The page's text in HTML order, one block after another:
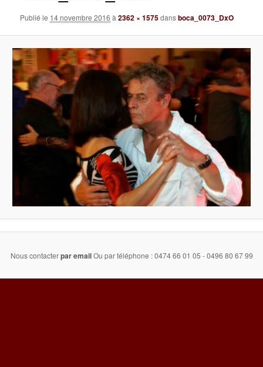
Publié le 14 novembre 2016 à2362 × 1575dansboca_0073_DxO
Nous contacterpar emailOu par téléphone : 0474 66 01 05 - 0496 80 67 99